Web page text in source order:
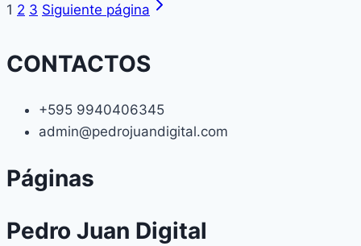
1 2 3 Siguiente página
CONTACTOS
+595 9940406345
admin@pedrojuandigital.com
Páginas
Pedro Juan Digital